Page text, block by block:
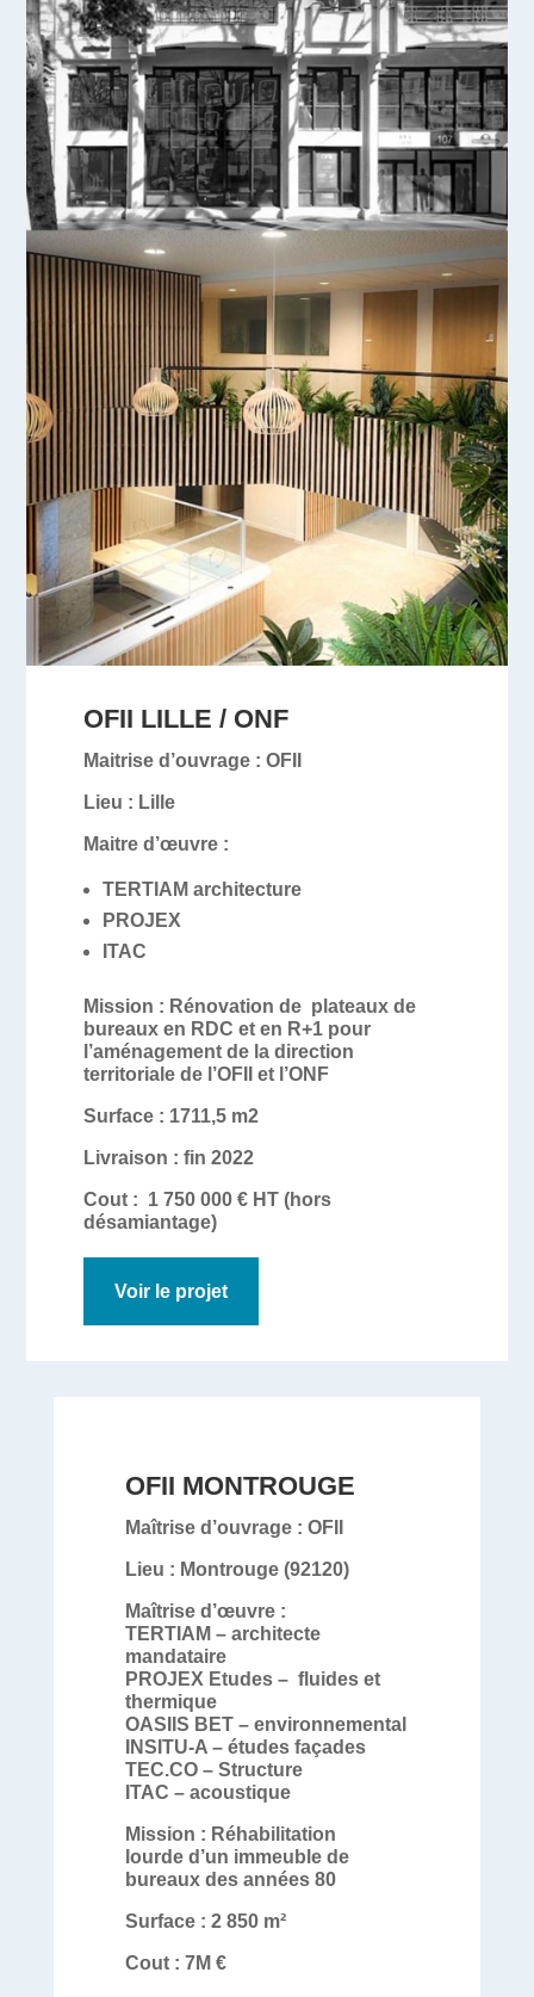
OFII LILLE / ONF
Maitrise d’ouvrage : OFII
Lieu : Lille
Maitre d’œuvre :
TERTIAM architecture
PROJEX
ITAC
Mission : Rénovation de plateaux de
bureaux en RDC et en R+1 pour
l’aménagement de la direction
territoriale de l’OFII et l’ONF
Surface : 1711,5 m2
Livraison : fin 2022
Cout : 1 750 000 € HT (hors
désamiantage)
Voir le projet
OFII MONTROUGE
Maîtrise d’ouvrage : OFII
Lieu : Montrouge (92120)
Maîtrise d’œuvre :
TERTIAM – architecte
mandataire
PROJEX Etudes – fluides et
thermique
OASIIS BET – environnemental
INSITU-A – études façades
TEC.CO– Structure
ITAC – acoustique
Mission : Réhabilitation
lourde d’un immeuble de
bureaux des années 80
Surface : 2 850 m²
Cout : 7M €